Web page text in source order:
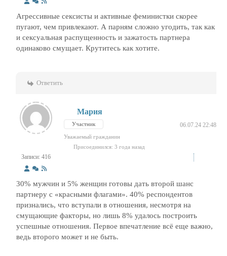
Агрессивные сексисты и активные феминистки скорее
пугают, чем привлекают. А парням сложно угодить, так как
и сексуальная распущенность и зажатость партнера
одинаково смущает. Крутитесь как хотите.
Ответить
Записи: 416
Мария
Участник 06.07.24 22:48
Уважаемый гражданин
Присоединился: 3 года назад
30% мужчин и 5% женщин готовы дать второй шанс
партнеру с «красными флагами». 40% респондентов
признались, что вступали в отношения, несмотря на
смущающие факторы, но лишь 8% удалось построить
успешные отношения. Первое впечатление всё еще важно,
ведь второго может и не быть.